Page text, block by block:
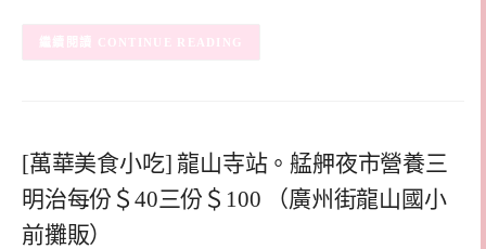
CONTINUE READING
[萬華美食小吃] 龍山寺站。艋舺夜市營養三
明治每份＄40三份＄100 （廣州街龍山國小
前攤販）